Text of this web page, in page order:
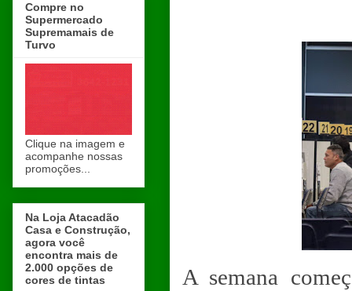
A semana
Compre no
Supermercado
Supremamais de
Turvo
Clique na imagem e
acompanhe nossas
promoções...
Na Loja Atacadão
Casa e Construção,
agora você
encontra mais de
2.000 opções de
cores de tintas